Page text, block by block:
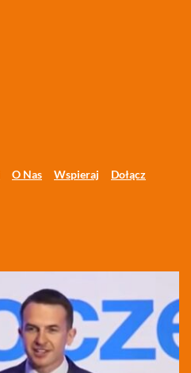
O Nas Wspieraj
Dołącz